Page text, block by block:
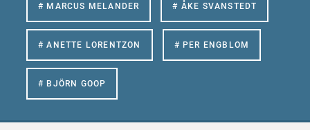
# MARCUS MELANDER # ÅKE SVANSTEDT
# ANETTE LORENTZON # PER ENGBLOM
# BJÖRN GOOP